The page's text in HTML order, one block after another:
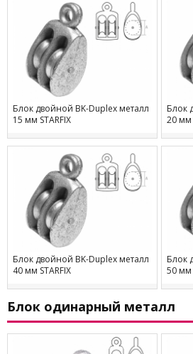
Блок двойной BK-Duplex металл
15 мм STARFIX
Блок
20 мм
Блок двойной BK-Duplex металл
40 мм STARFIX
Блок
50 мм
Блок одинарный металл